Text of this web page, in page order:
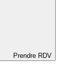
Prendre RDV